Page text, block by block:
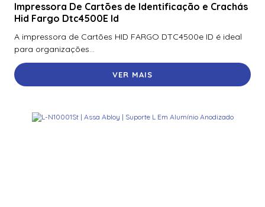
Impressora De Cartões de Identificação e Crachás
Hid Fargo Dtc4500E Id
A impressora de Cartões HID FARGO DTC4500e ID é ideal
para organizações...
VER MAIS